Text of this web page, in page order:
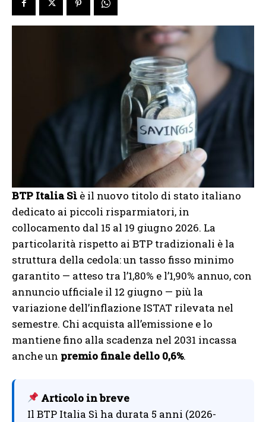
BTP Italia Sì è il nuovo titolo di stato italiano
dedicato ai piccoli risparmiatori, in
collocamento dal 15 al 19 giugno 2026. La
particolarità rispetto ai BTP tradizionali è la
struttura della cedola: un tasso fisso minimo
garantito — atteso tra l’1,80% e l’1,90% annuo, con
annuncio ufficiale il 12 giugno — più la
variazione dell’inflazione ISTAT rilevata nel
semestre. Chi acquista all’emissione e lo
mantiene fino alla scadenza nel 2031 incassa
anche un premio finale dello 0,6%.
Articolo in breve
Il BTP Italia Sì ha durata 5 anni (2026-